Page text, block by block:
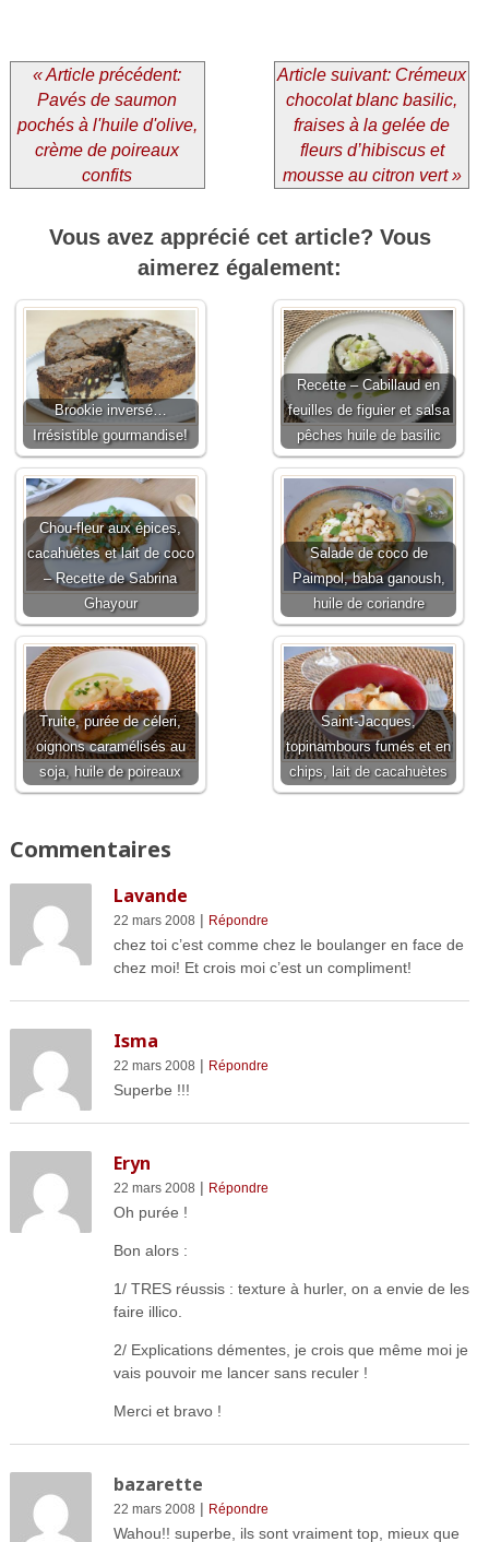
« Article précédent:
Pavés de saumon
pochés à l'huile d'olive,
crème de poireaux
confits
Article suivant: Crémeux
chocolat blanc basilic,
fraises à la gelée de
fleurs d’hibiscus et
mousse au citron vert »
Vous avez apprécié cet article? Vous
aimerez également:
Brookie inversé…
Irrésistible gourmandise!
Recette – Cabillaud en
feuilles de figuier et salsa
pêches huile de basilic
Chou-fleur aux épices,
cacahuètes et lait de coco
– Recette de Sabrina
Ghayour
Salade de coco de
Paimpol, baba ganoush,
huile de coriandre
Truite, purée de céleri,
oignons caramélisés au
soja, huile de poireaux
Saint-Jacques,
topinambours fumés et en
chips, lait de cacahuètes
Commentaires
Lavande
22 mars 2008 | Répondre
chez toi c’est comme chez le boulanger en face de
chez moi! Et crois moi c’est un compliment!
Isma
22 mars 2008 | Répondre
Superbe !!!
Eryn
22 mars 2008 | Répondre
Oh purée !
Bon alors :
1/ TRES réussis : texture à hurler, on a envie de les
faire illico.
2/ Explications démentes, je crois que même moi je
vais pouvoir me lancer sans reculer !
Merci et bravo !
bazarette
22 mars 2008 | Répondre
Wahou!! superbe, ils sont vraiment top, mieux que